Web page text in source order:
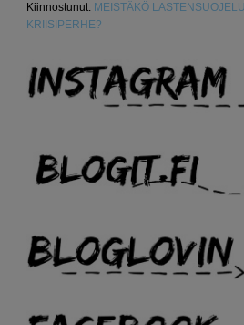
Kiinnostunut: MEISTÄKÖ
KRIISIPERHE?